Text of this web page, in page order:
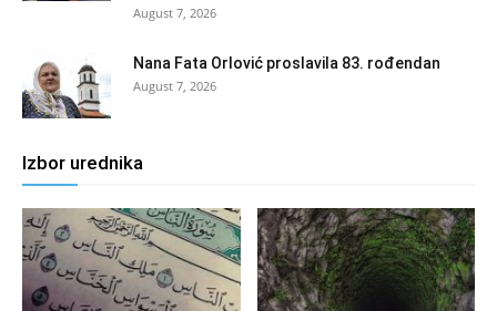
August 7, 2026
Nana Fata Orlović proslavila 83. rođendan
August 7, 2026
Izbor urednika